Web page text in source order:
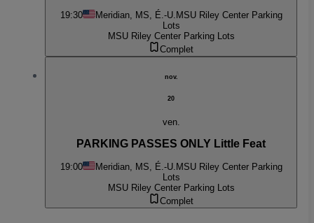
19:30 Meridian, MS, É.-U. MSU Riley Center Parking
Lots
MSU Riley Center Parking Lots
Complet
nov.
20
ven.
PARKING PASSES ONLY Little Feat
19:00 Meridian, MS, É.-U. MSU Riley Center Parking
Lots
MSU Riley Center Parking Lots
Complet